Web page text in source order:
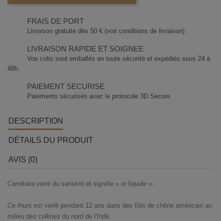
FRAIS DE PORT
Livraison gratuite dès 50 € (voir conditions de livraison)
LIVRAISON RAPIDE ET SOIGNEE
Vos colis sont emballés en toute sécurité et expédiés sous 24 à
48h.
PAIEMENT SECURISE
Paiements sécurisés avec le protocole 3D Secure
DESCRIPTION
DÉTAILS DU PRODUIT
AVIS (0)
Camikara vient du sanskrit et signifie « or liquide ».
Ce rhum est vieilli pendant 12 ans dans des fûts de chêne américain au
milieu des collines du nord de l'Inde.